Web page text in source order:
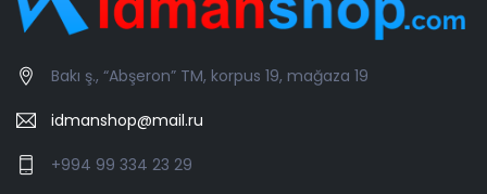
Bakı ş., “Abşeron” TM, korpus 19, mağaza 19
idmanshop@mail.ru
+994 99 334 23 29